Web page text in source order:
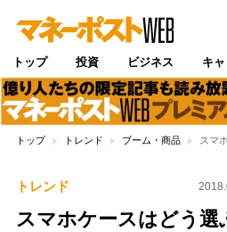
トップ 投資 ビジネス キ
トップ トレンド ブーム・商品 スマ
トレンド
スマホケースはどう